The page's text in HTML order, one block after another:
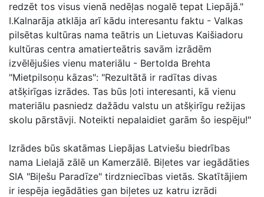
redzēt tos visus vienā nedēļas nogalē tepat Liepājā."
I.Kalnarāja atklāja arī kādu interesantu faktu - Valkas
pilsētas kultūras nama teātris un Lietuvas Kaišiadoru
kultūras centra amatierteātris savām izrādēm
izvēlējušies vienu materiālu - Bertolda Brehta
"Mietpilsoņu kāzas": "Rezultātā ir radītas divas
atšķirīgas izrādes. Tas būs ļoti interesanti, kā vienu
materiālu pasniedz dažādu valstu un atšķirīgu režijas
skolu pārstāvji. Noteikti nepalaidiet garām šo iespēju!"
Izrādes būs skatāmas Liepājas Latviešu biedrības
nama Lielajā zālē un Kamerzālē. Biļetes var iegādāties
SIA "Biļešu Paradīze" tirdzniecības vietās. Skatītājiem
ir iespēja iegādāties gan biļetes uz katru izrādi